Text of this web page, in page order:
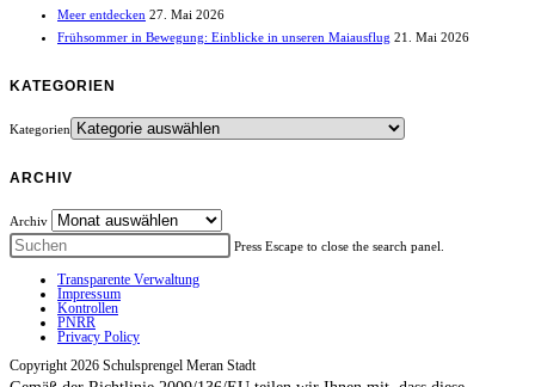
Meer entdecken 27. Mai 2026
Frühsommer in Bewegung: Einblicke in unseren Maiausflug 21. Mai 2026
KATEGORIEN
Kategorien
ARCHIV
Archiv
Press Escape to close the search panel.
Transparente Verwaltung
Impressum
Kontrollen
PNRR
Privacy Policy
Copyright 2026 Schulsprengel Meran Stadt